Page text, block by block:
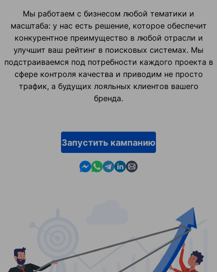
Мы работаем с бизнесом любой тематики и
масштаба: у нас есть решение, которое обеспечит
конкурентное преимущество в любой отрасли и
улучшит ваш рейтинг в поисковых системах. Мы
подстраиваемся под потребности каждого проекта в
сфере контроля качества и приводим не просто
трафик, а будущих лояльных клиентов вашего
бренда.
Запустить кампанию
Contact us in Messenger
Contact us in WhatsApp
Contact us in Telegram
Contact us in Linkedin
Contact us by email